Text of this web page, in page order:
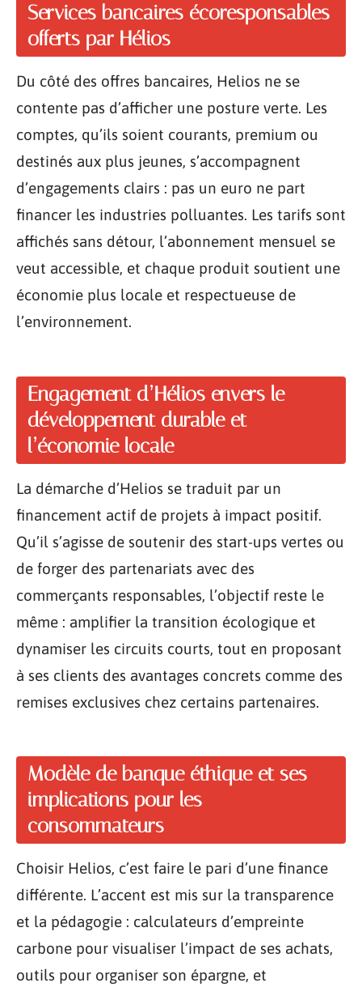
Services bancaires écoresponsables
offerts par Hélios
Du côté des offres bancaires, Helios ne se
contente pas d’afficher une posture verte. Les
comptes, qu’ils soient courants, premium ou
destinés aux plus jeunes, s’accompagnent
d’engagements clairs : pas un euro ne part
financer les industries polluantes. Les tarifs sont
affichés sans détour, l’abonnement mensuel se
veut accessible, et chaque produit soutient une
économie plus locale et respectueuse de
l’environnement.
Engagement d’Hélios envers le
développement durable et
l’économie locale
La démarche d’Helios se traduit par un
financement actif de projets à impact positif.
Qu’il s’agisse de soutenir des start-ups vertes ou
de forger des partenariats avec des
commerçants responsables, l’objectif reste le
même : amplifier la transition écologique et
dynamiser les circuits courts, tout en proposant
à ses clients des avantages concrets comme des
remises exclusives chez certains partenaires.
Modèle de banque éthique et ses
implications pour les
consommateurs
Choisir Helios, c’est faire le pari d’une finance
différente. L’accent est mis sur la transparence
et la pédagogie : calculateurs d’empreinte
carbone pour visualiser l’impact de ses achats,
outils pour organiser son épargne, et